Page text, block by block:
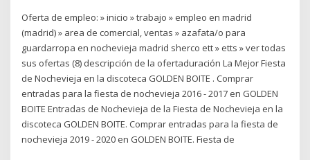
Oferta de empleo: » inicio » trabajo » empleo en madrid
(madrid) » area de comercial, ventas » azafata/o para
guardarropa en nochevieja madrid sherco ett » etts » ver todas
sus ofertas (8) descripción de la ofertaduración La Mejor Fiesta
de Nochevieja en la discoteca GOLDEN BOITE . Comprar
entradas para la fiesta de nochevieja 2016 - 2017 en GOLDEN
BOITE Entradas de Nochevieja de la Fiesta de Nochevieja en la
discoteca GOLDEN BOITE. Comprar entradas para la fiesta de
nochevieja 2019 - 2020 en GOLDEN BOITE. Fiesta de